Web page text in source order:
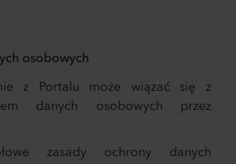
osobowych
z Portalu może wiązać się z
danych osobowych przez
zasady ochrony danych